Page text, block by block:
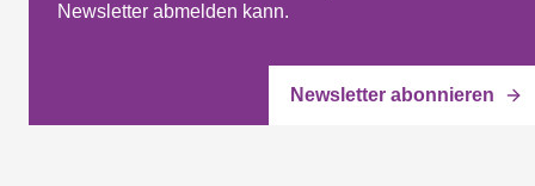
Newsletter abmelden kann.